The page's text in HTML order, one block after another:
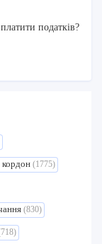
кордон (1775)
(830)
податків?